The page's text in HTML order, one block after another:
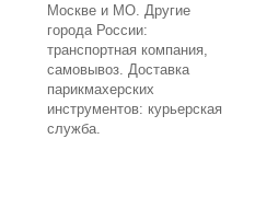
Москве и МО. Другие
города России:
транспортная компания,
самовывоз. Доставка
парикмахерских
инструментов: курьерская
служба.